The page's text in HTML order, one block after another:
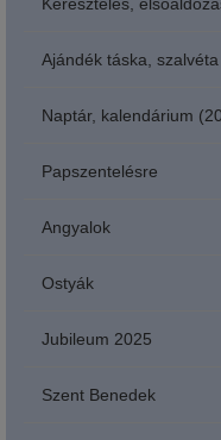
Ajándék táska, szalvéta
Naptár, kalendárium
Papszentelésre
Angyalok
Ostyák
Jubileum 2025
Szent Benedek